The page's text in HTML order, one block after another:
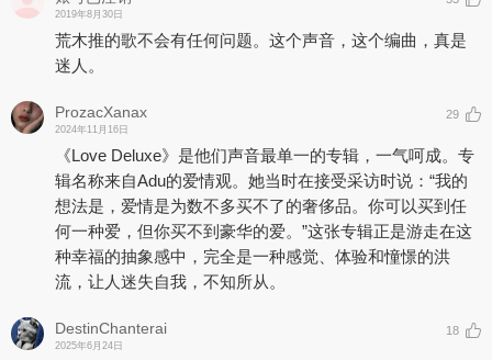
2019年8月30日
荒木推的歌不会有任何问题。这个声音，这个编曲，真是
迷人。
ProzacXanax
2024年11月16日
29
《Love Deluxe》是他们声音最单一的专辑，一气呵成。专
辑名称来自Adu的爱情观。她当时在接受采访时说：“我的
想法是，爱情是为数不多买不了的奢侈品。你可以买到任
何一种爱，但你买不到豪华的爱。”这张专辑正是游走在这
种幸福的抽象感中，完全是一种感觉、体验和憧憬的洪
流，让人迷失自我，不知所从。
DestinChanterai
2025年6月24日
18